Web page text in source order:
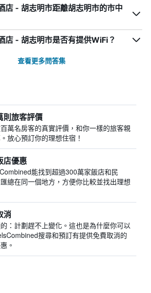
店 - 胡志明市距離胡志明市的市中
店 - 胡志明市是否有提供WiFi？
查看更多問答集
則旅客評價
萬名房客的真實評價，和你一樣的旅客親
放心預訂你的理想住宿！
店優惠
能找到超過300萬家飯店和民
總在同一個地方，方便你比較並找出理想
消
：計劃趕不上變化。這也是為什麼你可以
搜尋和預訂有提供免費取消的
。